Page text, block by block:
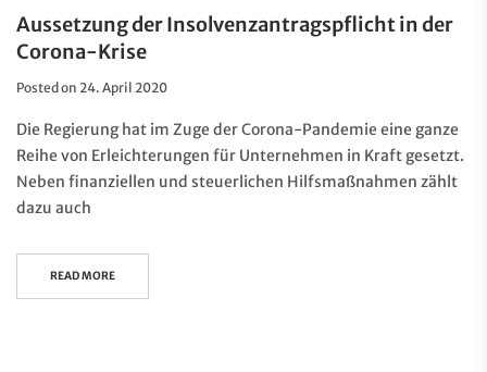
Aussetzung der Insolvenzantragspflicht in der
Corona-Krise
Posted on 24. April 2020
Die Regierung hat im Zuge der Corona-Pandemie eine ganze
Reihe von Erleichterungen für Unternehmen in Kraft gesetzt.
Neben finanziellen und steuerlichen Hilfsmaßnahmen zählt
dazu auch
READ MORE